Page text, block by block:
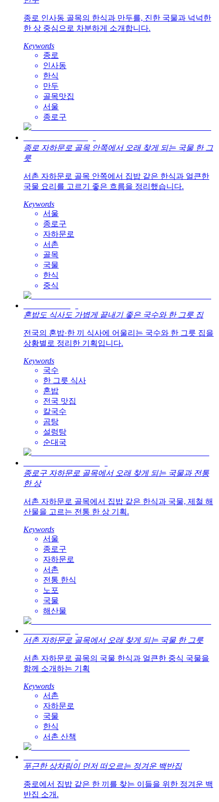
종로 인사동 골목의 한식과 만두를, 진한 국물과 넉넉한
한 상 중심으로 차분하게 소개합니다.
Keywords
종로
인사동
한식
만두
골목맛집
서울
종로구
종로 자하문로 골목 안쪽에서 오래 찾게 되는 국물 한 그
릇
서촌 자하문로 골목 안쪽에서 집밥 같은 한식과 얼큰한
국물 요리를 고르기 좋은 흐름을 정리했습니다.
Keywords
서울
종로구
자하문로
서촌
골목
국물
한식
중식
혼밥도 식사도 가볍게 끝내기 좋은 국수와 한 그릇 집
전국의 혼밥·한 끼 식사에 어울리는 국수와 한 그릇 집을
상황별로 정리한 기획입니다.
Keywords
국수
한 그릇 식사
혼밥
전국 맛집
칼국수
곰탕
설렁탕
순대국
종로구 자하문로 골목에서 오래 찾게 되는 국물과 전통
한 상
서촌 자하문로 골목에서 집밥 같은 한식과 국물, 제철 해
산물을 고르는 전통 한 상 기획.
Keywords
서울
종로구
자하문로
서촌
전통 한식
노포
국물
해산물
서촌 자하문로 골목에서 오래 찾게 되는 국물 한 그릇
서촌 자하문로 골목의 국물 한식과 얼큰한 중식 국물을
함께 소개하는 기획
Keywords
서촌
자하문로
국물
한식
서촌 산책
푸근한 상차림이 먼저 떠오르는 정겨운 백반집
종로에서 집밥 같은 한 끼를 찾는 이들을 위한 정겨운 백
반집 소개.